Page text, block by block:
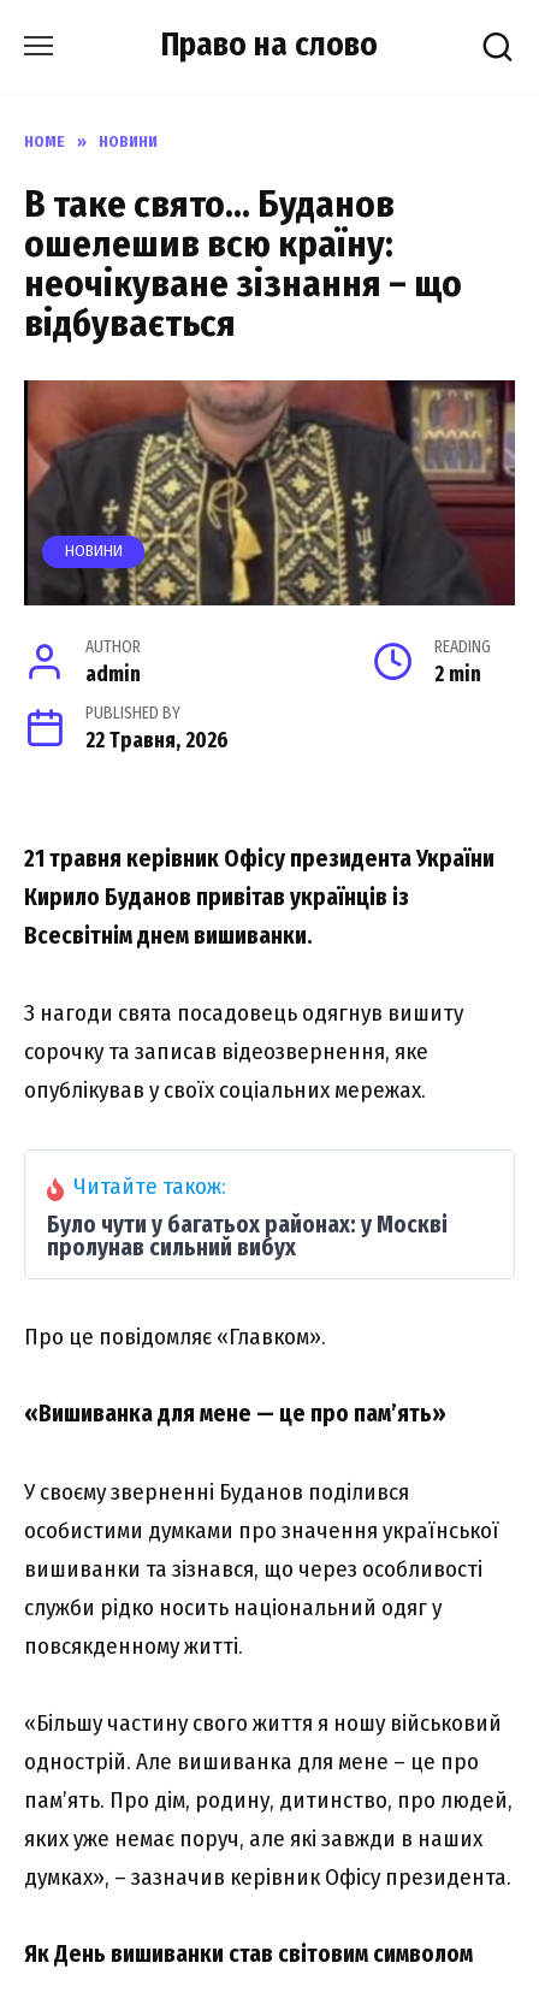
Право на слово
HOME » НОВИНИ
В таке свято… Буданов
ошелешив всю країну:
неочікуване зізнання – що
відбувається
НОВИНИ
AUTHOR
admin
READING
2 min
PUBLISHED BY
22 Травня, 2026
21 травня керівник Офісу президента України
Кирило Буданов привітав українців із
Всесвітнім днем вишиванки.
З нагоди свята посадовець одягнув вишиту
сорочку та записав відеозвернення, яке
опублікував у своїх соціальних мережах.
Читайте також:
Було чути у багатьох районах: у Москві
пролунав сильний вибух
Про це повідомляє «Главком».
«Вишиванка для мене — це про пам’ять»
У своєму зверненні Буданов поділився
особистими думками про значення української
вишиванки та зізнався, що через особливості
служби рідко носить національний одяг у
повсякденному житті.
«Більшу частину свого життя я ношу військовий
однострій. Але вишиванка для мене – це про
пам’ять. Про дім, родину, дитинство, про людей,
яких уже немає поруч, але які завжди в наших
думках», – зазначив керівник Офісу президента.
Як День вишиванки став світовим символом